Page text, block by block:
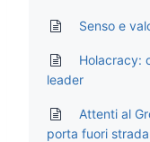
Senso e
Holacracy:
leader
Attenti al
porta fuori strada